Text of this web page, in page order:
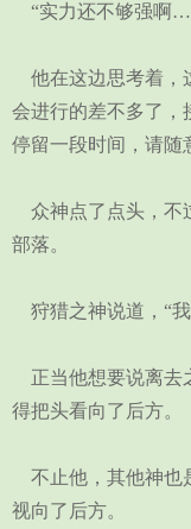
“实力还不够强啊
他在这边思考着，
会进行的差不多了，
停留一段时间，请随
众神点了点头，不
部落。
狩猎之神说道，“
正当他想要说离去
得把头看向了后方。
不止他，其他神也
视向了后方。